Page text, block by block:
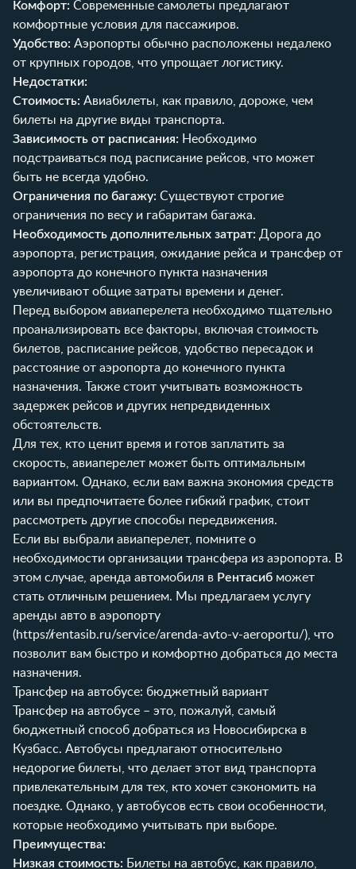
Комфорт: Современные самолеты предлагают
комфортные условия для пассажиров.
Удобство: Аэропорты обычно расположены недалеко
от крупных городов, что упрощает логистику.
Недостатки:
Стоимость: Авиабилеты, как правило, дороже, чем
билеты на другие виды транспорта.
Зависимость от расписания: Необходимо
подстраиваться под расписание рейсов, что может
быть не всегда удобно.
Ограничения по багажу: Существуют строгие
ограничения по весу и габаритам багажа.
Необходимость дополнительных затрат: Дорога до
аэропорта, регистрация, ожидание рейса и трансфер от
аэропорта до конечного пункта назначения
увеличивают общие затраты времени и денег.
Перед выбором авиаперелета необходимо тщательно
проанализировать все факторы, включая стоимость
билетов, расписание рейсов, удобство пересадок и
расстояние от аэропорта до конечного пункта
назначения. Также стоит учитывать возможность
задержек рейсов и других непредвиденных
обстоятельств.
Для тех, кто ценит время и готов заплатить за
скорость, авиаперелет может быть оптимальным
вариантом. Однако, если вам важна экономия средств
или вы предпочитаете более гибкий график, стоит
рассмотреть другие способы передвижения.
Если вы выбрали авиаперелет, помните о
необходимости организации трансфера из аэропорта. В
этом случае, аренда автомобиля в Рентасиб может
стать отличным решением. Мы предлагаем услугу
аренды авто в аэропорту
(https://rentasib.ru/service/arenda-avto-v-aeroportu/), что
позволит вам быстро и комфортно добраться до места
назначения.
Трансфер на автобусе: бюджетный вариант
Трансфер на автобусе – это, пожалуй, самый
бюджетный способ добраться из Новосибирска в
Кузбасс. Автобусы предлагают относительно
недорогие билеты, что делает этот вид транспорта
привлекательным для тех, кто хочет сэкономить на
поездке. Однако, у автобусов есть свои особенности,
которые необходимо учитывать при выборе.
Преимущества:
Низкая стоимость: Билеты на автобус, как правило,